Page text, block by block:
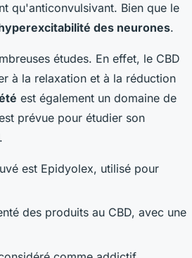
qu'anticonvulsivant. Bien que le
des neurones.
études. En effet, le CBD
à la relaxation et à la réduction
est également un domaine de
prévue pour étudier son
est Epidyolex, utilisé pour
des produits au CBD, avec une